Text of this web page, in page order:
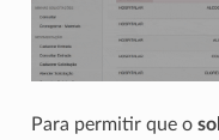
Para permitir que o